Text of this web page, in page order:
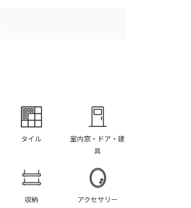
タイル
室内窓・ドア・建
具
収納 アクセサリー